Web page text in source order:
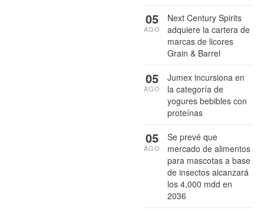
Next Century Spirits
adquiere la cartera de
marcas de licores
Grain & Barrel
05
AGO
Jumex incursiona en
la categoría de
yogures bebibles con
proteínas
05
AGO
Se prevé que
mercado de alimentos
para mascotas a base
de insectos alcanzará
los 4,000 mdd en
2036
05
AGO